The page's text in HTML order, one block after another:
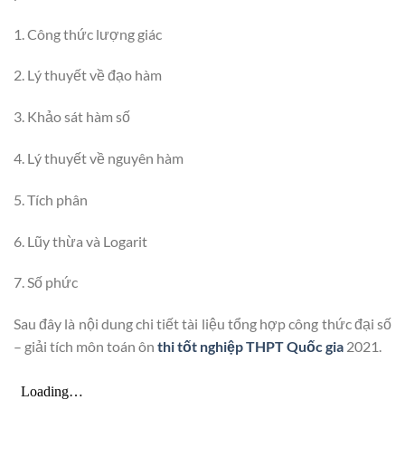
1. Công thức lượng giác
2. Lý thuyết về đạo hàm
3. Khảo sát hàm số
4. Lý thuyết về nguyên hàm
5. Tích phân
6. Lũy thừa và Logarit
7. Số phức
Sau đây là nội dung chi tiết tài liệu tổng hợp công thức đại số
– giải tích môn toán ôn thi tốt nghiệp THPT Quốc gia 2021.